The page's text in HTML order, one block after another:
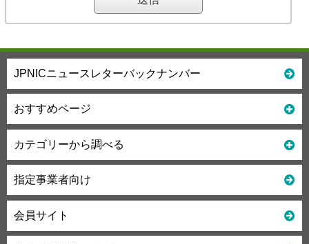
JPNICニュースレターバックナンバー
おすすめページ
カテゴリーから調べる
指定事業者向け
会員サイト